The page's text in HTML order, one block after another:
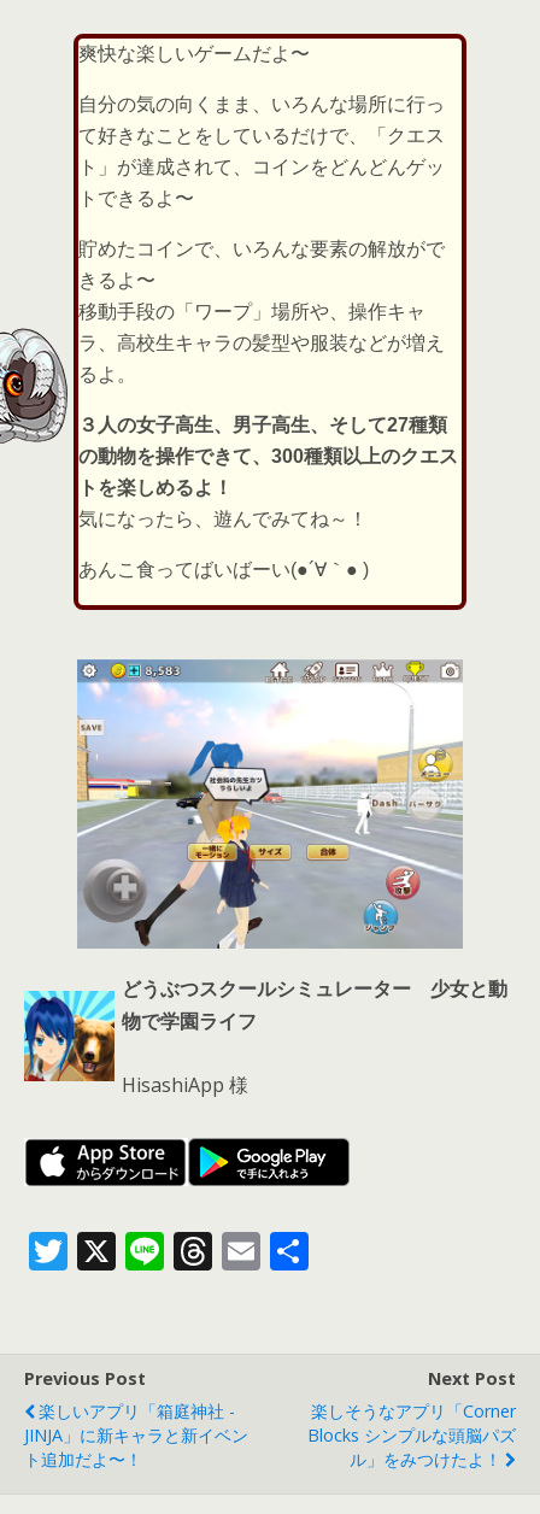
爽快な楽しいゲームだよ〜
自分の気の向くまま、いろんな場所に行っ
て好きなことをしているだけで、「クエス
ト」が達成されて、コインをどんどんゲッ
トできるよ〜
貯めたコインで、いろんな要素の解放がで
きるよ〜
移動手段の「ワープ」場所や、操作キャ
ラ、高校生キャラの髪型や服装などが増え
るよ。
３人の女子高生、男子高生、そして27種類
の動物を操作できて、300種類以上のクエス
トを楽しめるよ！
気になったら、遊んでみてね～！
あんこ食ってばいばーい(●´∀｀● )
どうぶつスクールシミュレーター 少女と動
物で学園ライフ
HisashiApp 様
T
er
X Li T
d
s
E
Previous Post
楽しいアプリ「箱庭神社 -
JINJA」に新キャラと新イベン
ト追加だよ〜！
Next Post
楽しそうなアプリ「Corner
Blocks シンプルな頭脳パズ
ル」をみつけたよ！